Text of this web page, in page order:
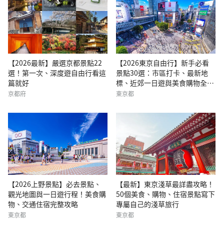
【2026最新】嚴選京都景點22
選！第一次、深度遊自由行看這
篇就好
京都府
【2026東京自由行】新手必看
景點30選：市區打卡、最新地
標、近郊一日遊與美食購物全攻
略
東京都
【2026上野景點】必去景點、
觀光地圖與一日遊行程！美食購
物、交通住宿完整攻略
東京都
【最新】東京淺草最詳盡攻略！
50個美食、購物、住宿景點寫下
專屬自己的淺草旅行
東京都